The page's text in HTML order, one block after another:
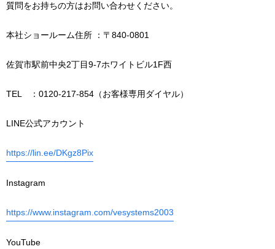
質問をお持ちの方はお問い合わせください。
本社ショールーム住所 ：〒840-0801
佐賀市駅前中央2丁目9-7ホワイトビル1F西
TEL ：0120-217-854（お客様専用ダイヤル）
LINE公式アカウント
https://lin.ee/DKgz8Pix
Instagram
https://www.instagram.com/vesystems2003
YouTube